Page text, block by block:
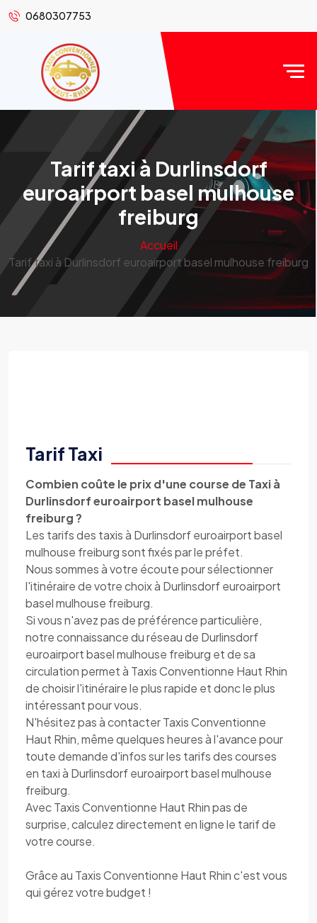
0680307753
Tarif taxi à Durlinsdorf
euroairport basel mulhouse
freiburg
Accueil
Tarif taxi à Durlinsdorf euroairport basel mulhouse freiburg
Tarif Taxi
Combien coûte le prix d'une course de Taxi à
Durlinsdorf euroairport basel mulhouse
freiburg ?
Les tarifs des taxis à Durlinsdorf euroairport basel
mulhouse freiburg sont fixés par le préfet.
Nous sommes à votre écoute pour sélectionner
l'itinéraire de votre choix à Durlinsdorf euroairport
basel mulhouse freiburg.
Si vous n'avez pas de préférence particulière,
notre connaissance du réseau de Durlinsdorf
euroairport basel mulhouse freiburg et de sa
circulation permet à Taxis Conventionne Haut Rhin
de choisir l'itinéraire le plus rapide et donc le plus
intéressant pour vous.
N'hésitez pas à contacter Taxis Conventionne
Haut Rhin, même quelques heures à l'avance pour
toute demande d'infos sur les tarifs des courses
en taxi à Durlinsdorf euroairport basel mulhouse
freiburg.
Avec Taxis Conventionne Haut Rhin pas de
surprise, calculez directement en ligne le tarif de
votre course.
Grâce au Taxis Conventionne Haut Rhin c'est vous
qui gérez votre budget !